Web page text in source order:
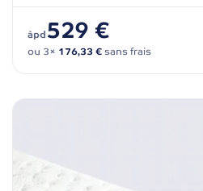
àpd529 €
ou 3× 176,33 €sans frais